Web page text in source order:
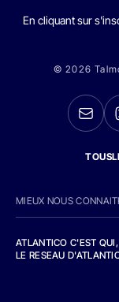
En cliquant sur
© 2026
MIEUX NOUS
ATLANTICO C'EST
LE RESEAU